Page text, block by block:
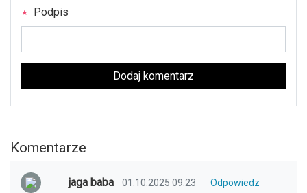
Podpis
Dodaj komentarz
Komentarze
jaga baba 01.10.2025 09:23
Odpowiedz